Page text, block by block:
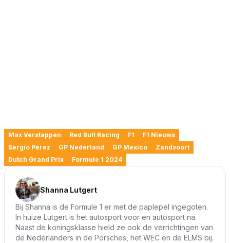
Max Verstappen Red Bull Racing F1
F1 Nieuws
Sergio Pérez
GP Nederland GP Mexico
Zandvoort
Dutch Grand Prix
Formule 1 2024
Shanna Lutgert
Bij Shanna is de Formule 1 er met de paplepel ingegoten.
In huize Lutgert is het autosport voor en autosport na.
Naast de koningsklasse hield ze ook de verrichtingen van
de Nederlanders in de Porsches, het WEC en de ELMS bij.